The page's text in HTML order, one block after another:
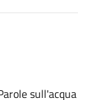
sull'acqua